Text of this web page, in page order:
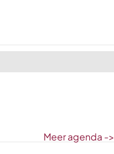
Meer agenda ->